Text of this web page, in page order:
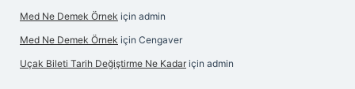
Med Ne Demek Örnek için admin
Med Ne Demek Örnek için Cengaver
Uçak Bileti Tarih Değiştirme Ne Kadar için admin